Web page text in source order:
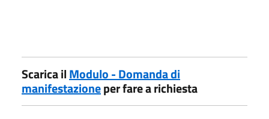
Scarica ilModulo - Domanda di
manifestazioneper fare a richiesta